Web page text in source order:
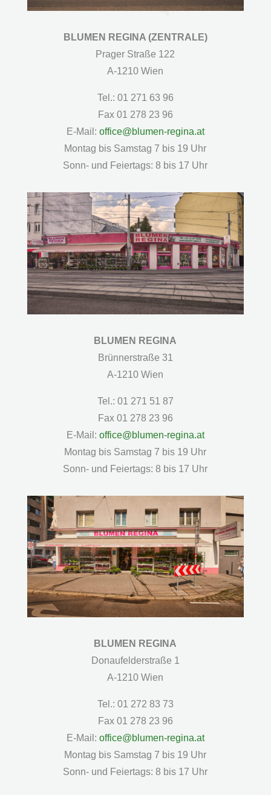
BLUMEN REGINA (ZENTRALE)
Prager Straße 122
A-1210 Wien
Tel.: 01 271 63 96
Fax 01 278 23 96
E-Mail: office@blumen-regina.at
Montag bis Samstag 7 bis 19 Uhr
Sonn- und Feiertags: 8 bis 17 Uhr
BLUMEN REGINA
Brünnerstraße 31
A-1210 Wien
Tel.: 01 271 51 87
Fax 01 278 23 96
E-Mail: office@blumen-regina.at
Montag bis Samstag 7 bis 19 Uhr
Sonn- und Feiertags: 8 bis 17 Uhr
BLUMEN REGINA
Donaufelderstraße 1
A-1210 Wien
Tel.: 01 272 83 73
Fax 01 278 23 96
E-Mail: office@blumen-regina.at
Montag bis Samstag 7 bis 19 Uhr
Sonn- und Feiertags: 8 bis 17 Uhr